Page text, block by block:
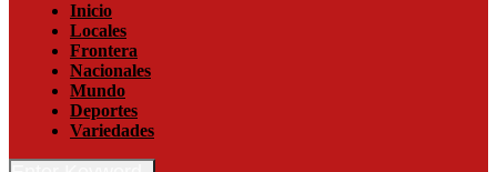
Inicio
Locales
Frontera
Nacionales
Mundo
Deportes
Variedades